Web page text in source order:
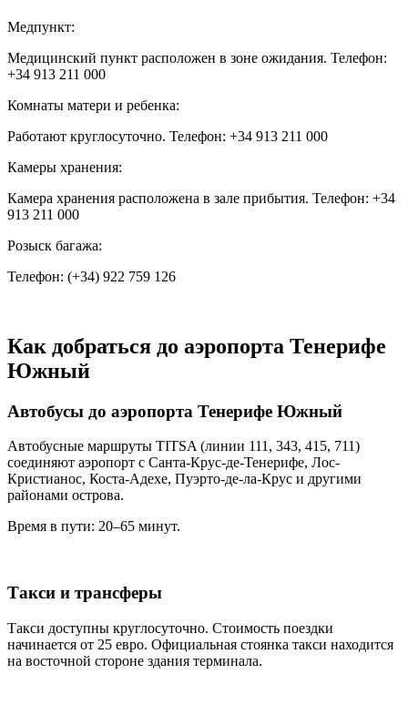
Медпункт:
Медицинский пункт расположен в зоне ожидания. Телефон:
+34 913 211 000
Комнаты матери и ребенка:
Работают круглосуточно. Телефон: +34 913 211 000
Камеры хранения:
Камера хранения расположена в зале прибытия. Телефон: +34
913 211 000
Розыск багажа:
Телефон: (+34) 922 759 126
Как добраться до аэропорта Тенерифе
Южный
Автобусы до аэропорта Тенерифе Южный
Автобусные маршруты TITSA (линии 111, 343, 415, 711)
соединяют аэропорт с Санта-Крус-де-Тенерифе, Лос-
Кристианос, Коста-Адехе, Пуэрто-де-ла-Крус и другими
районами острова.
Время в пути: 20–65 минут.
Такси и трансферы
Такси доступны круглосуточно. Стоимость поездки
начинается от 25 евро. Официальная стоянка такси находится
на восточной стороне здания терминала.